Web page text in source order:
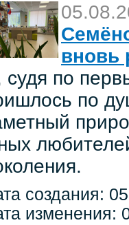
вновь
судя по
по
создания:
изменения: